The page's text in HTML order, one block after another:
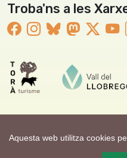
Aquesta web utilitza cookies
Troba'ns a les